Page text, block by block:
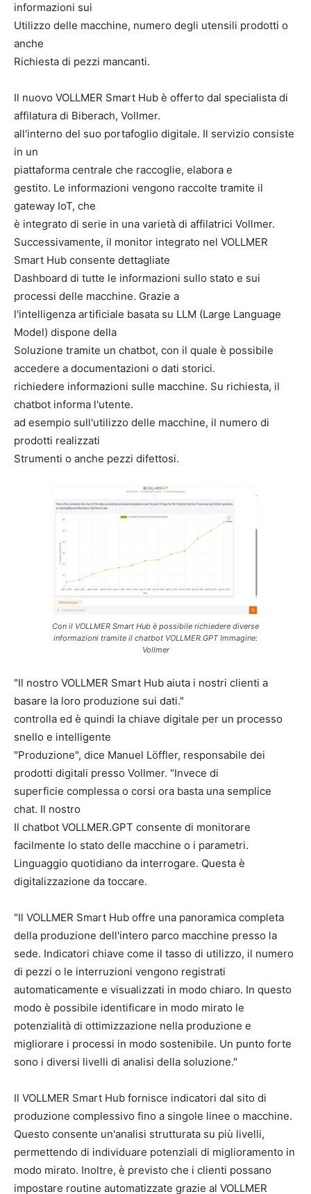
informazioni sui
Utilizzo delle macchine, numero degli utensili prodotti o
anche
Richiesta di pezzi mancanti.
Il nuovo VOLLMER Smart Hub è offerto dal specialista di
affilatura di Biberach, Vollmer.
all'interno del suo portafoglio digitale. Il servizio consiste
in un
piattaforma centrale che raccoglie, elabora e
gestito. Le informazioni vengono raccolte tramite il
gateway IoT, che
è integrato di serie in una varietà di affilatrici Vollmer.
Successivamente, il monitor integrato nel VOLLMER
Smart Hub consente dettagliate
Dashboard di tutte le informazioni sullo stato e sui
processi delle macchine. Grazie a
l'intelligenza artificiale basata su LLM (Large Language
Model) dispone della
Soluzione tramite un chatbot, con il quale è possibile
accedere a documentazioni o dati storici.
richiedere informazioni sulle macchine. Su richiesta, il
chatbot informa l'utente.
ad esempio sull'utilizzo delle macchine, il numero di
prodotti realizzati
Strumenti o anche pezzi difettosi.
Con il VOLLMER Smart Hub è possibile richiedere diverse
informazioni tramite il chatbot VOLLMER.GPT Immagine:
Vollmer
"Il nostro VOLLMER Smart Hub aiuta i nostri clienti a
basare la loro produzione sui dati."
controlla ed è quindi la chiave digitale per un processo
snello e intelligente
"Produzione", dice Manuel Löffler, responsabile dei
prodotti digitali presso Vollmer. "Invece di
superficie complessa o corsi ora basta una semplice
chat. Il nostro
Il chatbot VOLLMER.GPT consente di monitorare
facilmente lo stato delle macchine o i parametri.
Linguaggio quotidiano da interrogare. Questa è
digitalizzazione da toccare.
"Il VOLLMER Smart Hub offre una panoramica completa
della produzione dell'intero parco macchine presso la
sede. Indicatori chiave come il tasso di utilizzo, il numero
di pezzi o le interruzioni vengono registrati
automaticamente e visualizzati in modo chiaro. In questo
modo è possibile identificare in modo mirato le
potenzialità di ottimizzazione nella produzione e
migliorare i processi in modo sostenibile. Un punto forte
sono i diversi livelli di analisi della soluzione."
Il VOLLMER Smart Hub fornisce indicatori dal sito di
produzione complessivo fino a singole linee o macchine.
Questo consente un'analisi strutturata su più livelli,
permettendo di individuare potenziali di miglioramento in
modo mirato. Inoltre, è previsto che i clienti possano
impostare routine automatizzate grazie al VOLLMER